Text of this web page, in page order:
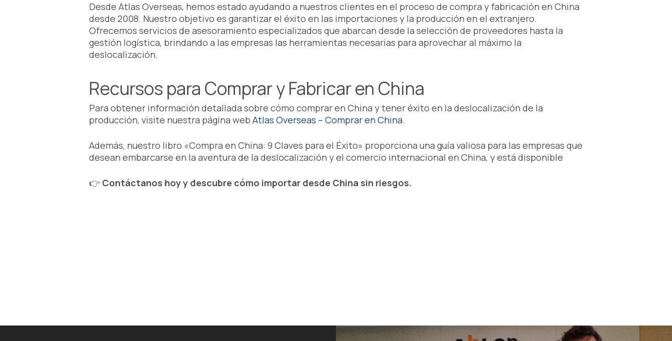
Desde Atlas Overseas, hemos estado ayudando a nuestros clientes en el proceso de compra y fabricación en China
desde 2008. Nuestro objetivo es garantizar el éxito en las importaciones y la producción en el extranjero.
Ofrecemos servicios de asesoramiento especializados que abarcan desde la selección de proveedores hasta la
gestión logística, brindando a las empresas las herramientas necesarias para aprovechar al máximo la
deslocalización.
Recursos para Comprar y Fabricar en China
Para obtener información detallada sobre cómo comprar en China y tener éxito en la deslocalización de la
producción, visite nuestra página web Atlas Overseas – Comprar en China.
Además, nuestro libro «Compra en China: 9 Claves para el Éxito» proporciona una guía valiosa para las empresas que
desean embarcarse en la aventura de la deslocalización y el comercio internacional en China, y está disponible
👉 Contáctanos hoy y descubre cómo importar desde China sin riesgos.